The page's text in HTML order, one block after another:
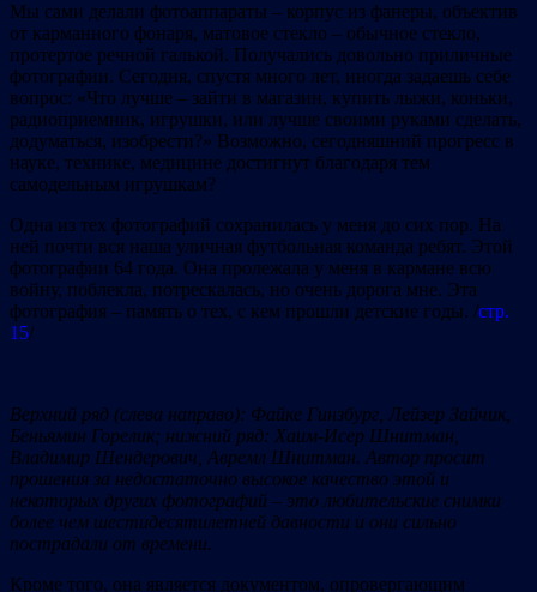
Мы сами делали фотоаппараты – корпус из фанеры, объектив
от карманного фонаря, матовое стекло – обычное стекло,
протертое речной галькой. Получались довольно приличные
фотографии. Сегодня, спустя много лет, иногда задаешь себе
вопрос: «Что лучше – зайти в магазин, купить лыжи, коньки,
радиоприемник, игрушки, или лучше своими руками сделать,
додуматься, изобрести?» Возможно, сегодняшний прогресс в
науке, технике, медицине достигнут благодаря тем
самодельным игрушкам?
Одна из тех фотографий сохранилась у меня до сих пор. На
ней почти вся наша уличная футбольная команда ребят. Этой
фотографии 64 года. Она пролежала у меня в кармане всю
войну, поблекла, потрескалась, но очень дорога мне. Эта
фотография – память о тех, с кем прошли детские годы. /стр.
15/
Верхний ряд (слева направо): Файке Гинзбург, Лейзер Зайчик,
Беньямин Горелик; нижний ряд: Хаим-Исер Шнитман,
Владимир Шендерович, Авремл Шнитман. Автор просит
прошения за недостаточно высокое качество этой и
некоторых других фотографий – это любительские снимки
более чем шестидесятилетней давности и они сильно
пострадали от времени.
Кроме того, она является документом, опровергающим